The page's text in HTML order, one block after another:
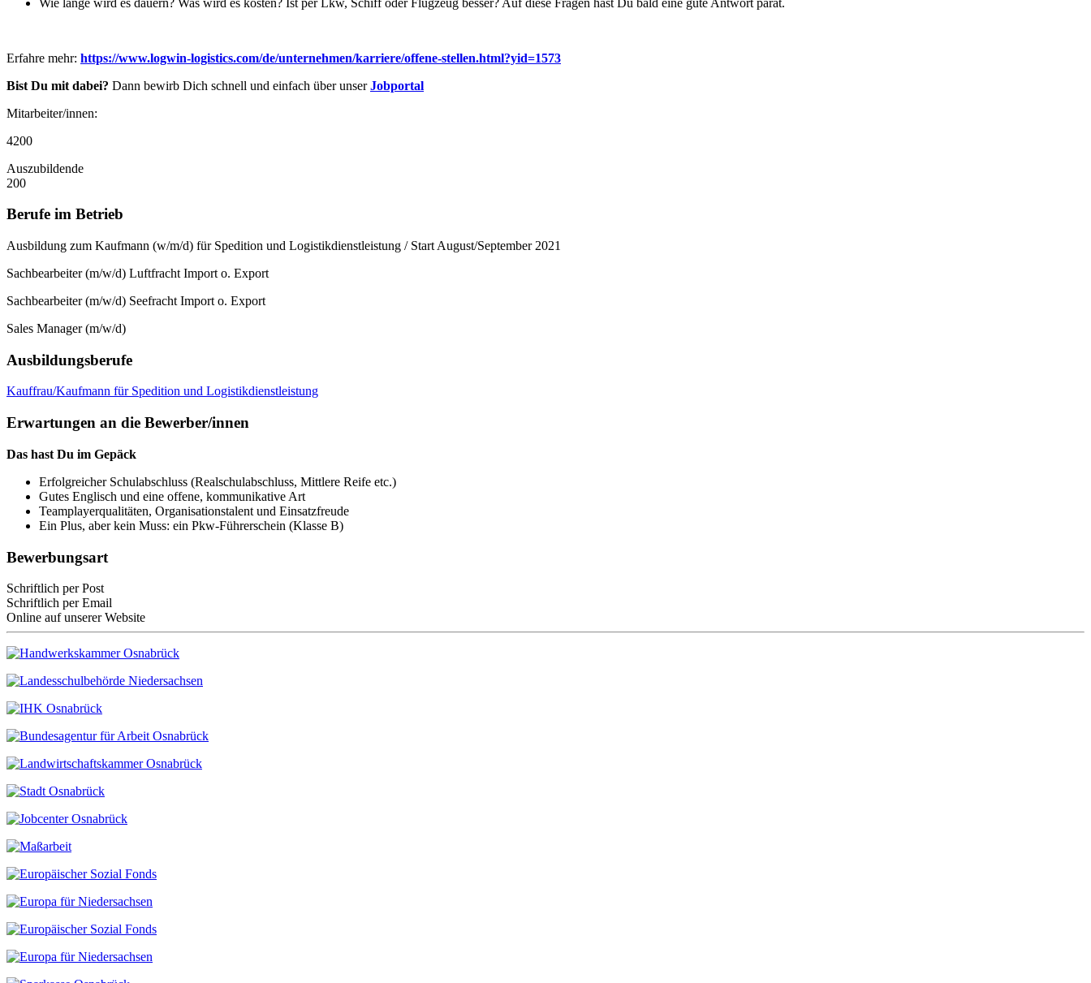
Erfahre mehr: https://www.logwin-logistics.com/de/unternehmen/karriere/offene-stellen.html?yid=1573
Bist Du mit dabei? Dann bewirb Dich schnell und einfach über unserJobportal
Mitarbeiter/innen:
4200
Auszubildende
200
Berufe im Betrieb
Ausbildung zum Kaufmann (w/m/d) für Spedition und Logistikdienstleistung / Start August/September 2021
Sachbearbeiter (m/w/d) Luftfracht Import o. Export
Sachbearbeiter (m/w/d) Seefracht Import o. Export
Sales Manager (m/w/d)
Ausbildungsberufe
Kauffrau/Kaufmann für Spedition und Logistikdienstleistung
Erwartungen an die Bewerber/innen
Das hast Du im Gepäck
Erfolgreicher Schulabschluss (Realschulabschluss, Mittlere Reife etc.)
Gutes Englisch und eine offene, kommunikative Art
Teamplayerqualitäten, Organisationstalent und Einsatzfreude
Ein Plus, aber kein Muss: ein Pkw-Führerschein (Klasse B)
Bewerbungsart
Schriftlich per Post
Schriftlich per Email
Online auf unserer Website